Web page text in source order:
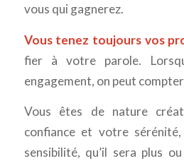
vous qui gagnerez.
Vous tenez toujours vos
fier à votre parole.
engagement, on peut
Vous êtes de nature
confiance et votre
sensibilité, qu’il sera plus